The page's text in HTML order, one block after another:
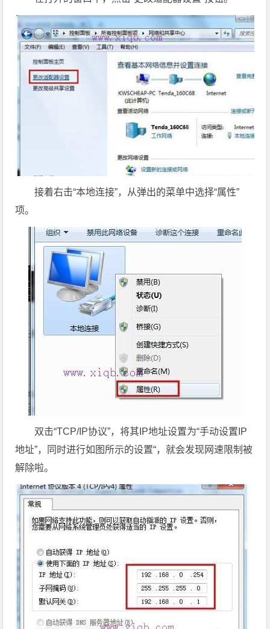
接着右击“本地连接”，从弹出的菜单中选择“属性”
项。
双击“TCP/IP协议”，将其IP地址设置为“手动设置IP
地址”，同时进行如图所示的设置“，就会发现网速限制被
解除啦。